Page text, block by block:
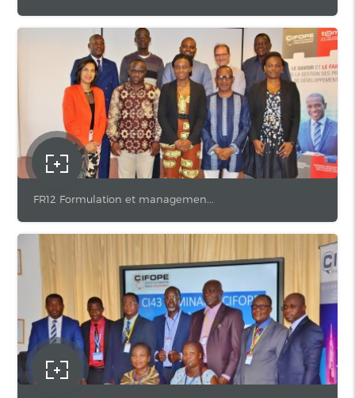
FR12 Formulation et managemen...